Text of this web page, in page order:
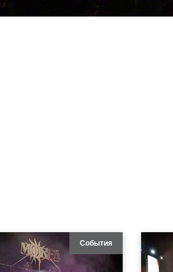
События